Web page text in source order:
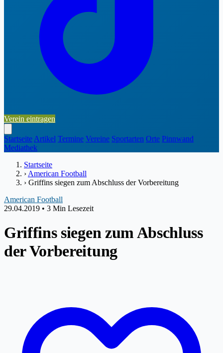
Verein eintragen
Startseite Artikel Termine Vereine Sportarten Orte Pinnwand
Mediathek
Startseite
› American Football
› Griffins siegen zum Abschluss der Vorbereitung
American Football
29.04.2019 • 3 Min Lesezeit
Griffins siegen zum Abschluss
der Vorbereitung